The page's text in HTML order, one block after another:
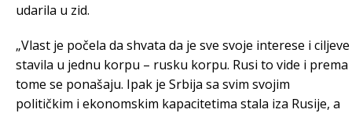
udarila u zid.
„Vlast je počela da shvata da je sve svoje interese i ciljeve
stavila u jednu korpu – rusku korpu. Rusi to vide i prema
tome se ponašaju. Ipak je Srbija sa svim svojim
političkim i ekonomskim kapacitetima stala iza Rusije, a